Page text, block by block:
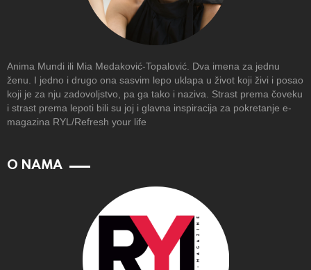
Anima Mundi ili Mia Medaković-Topalović. Dva imena za jednu
ženu. I jedno i drugo ona sasvim lepo uklapa u život koji živi i posao
koji je za nju zadovoljstvo, pa ga tako i naziva. Strast prema čoveku
i strast prema lepoti bili su joj i glavna inspiracija za pokretanje e-
magazina RYL/Refresh your life
O NAMA